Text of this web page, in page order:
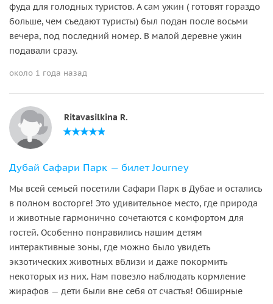
фуда для голодных туристов. А сам ужин ( готовят гораздо
больше, чем съедают туристы) был подан после восьми
вечера, под последний номер. В малой деревне ужин
подавали сразу.
около 1 года назад
Ritavasilkina R.
Дубай Сафари Парк — билет Journey
Мы всей семьей посетили Сафари Парк в Дубае и остались
в полном восторге! Это удивительное место, где природа
и животные гармонично сочетаются с комфортом для
гостей. Особенно понравились нашим детям
интерактивные зоны, где можно было увидеть
экзотических животных вблизи и даже покормить
некоторых из них. Нам повезло наблюдать кормление
жирафов — дети были вне себя от счастья! Обширные